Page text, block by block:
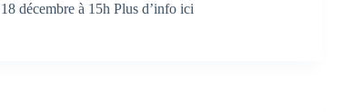
18 décembre à 15h Plus d’info ici